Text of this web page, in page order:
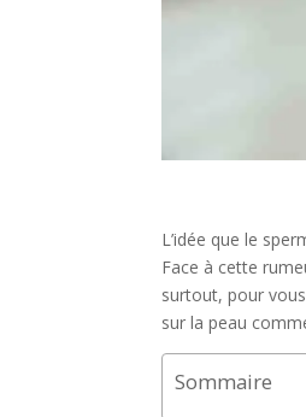
L’idée que le
Face à cette
surtout, pour
sur la peau
Sommaire